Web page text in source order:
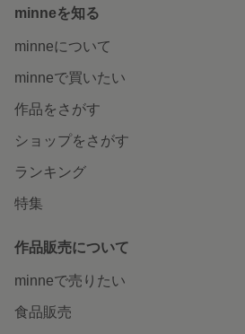
minneを知る
minneについて
minneで買いたい
作品をさがす
ショップをさがす
ランキング
特集
作品販売について
minneで売りたい
食品販売